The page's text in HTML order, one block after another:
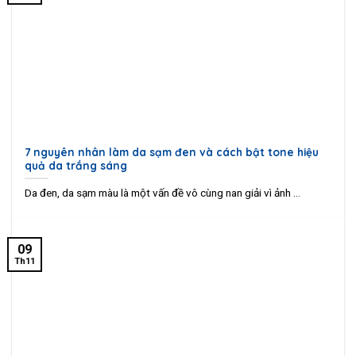
7 nguyên nhân làm da sạm đen và cách bật tone hiệu
quả da trắng sáng
Da đen, da sạm màu là một vấn đề vô cùng nan giải vì ảnh ...
09
Th11